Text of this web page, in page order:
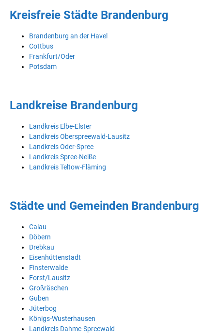
Kreisfreie Städte Brandenburg
Brandenburg an der Havel
Cottbus
Frankfurt/Oder
Potsdam
Landkreise Brandenburg
Landkreis Elbe-Elster
Landkreis Oberspreewald-Lausitz
Landkreis Oder-Spree
Landkreis Spree-Neiße
Landkreis Teltow-Fläming
Städte und Gemeinden Brandenburg
Calau
Döbern
Drebkau
Eisenhüttenstadt
Finsterwalde
Forst/Lausitz
Großräschen
Guben
Jüterbog
Königs-Wusterhausen
Landkreis Dahme-Spreewald